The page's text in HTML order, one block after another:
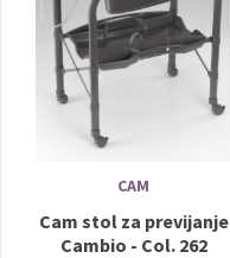
CAM
Cam stol za previjanje
Cambio - Col. 262